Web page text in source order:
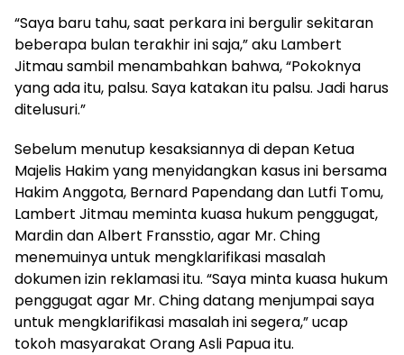
“Saya baru tahu, saat perkara ini bergulir sekitaran
beberapa bulan terakhir ini saja,” aku Lambert
Jitmau sambil menambahkan bahwa, “Pokoknya
yang ada itu, palsu. Saya katakan itu palsu. Jadi harus
ditelusuri.”
Sebelum menutup kesaksiannya di depan Ketua
Majelis Hakim yang menyidangkan kasus ini bersama
Hakim Anggota, Bernard Papendang dan Lutfi Tomu,
Lambert Jitmau meminta kuasa hukum penggugat,
Mardin dan Albert Fransstio, agar Mr. Ching
menemuinya untuk mengklarifikasi masalah
dokumen izin reklamasi itu. “Saya minta kuasa hukum
penggugat agar Mr. Ching datang menjumpai saya
untuk mengklarifikasi masalah ini segera,” ucap
tokoh masyarakat Orang Asli Papua itu.